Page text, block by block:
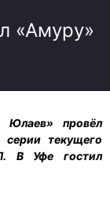
«Амуру»
Юлаев» провёл
текущего
В Уфе гостил